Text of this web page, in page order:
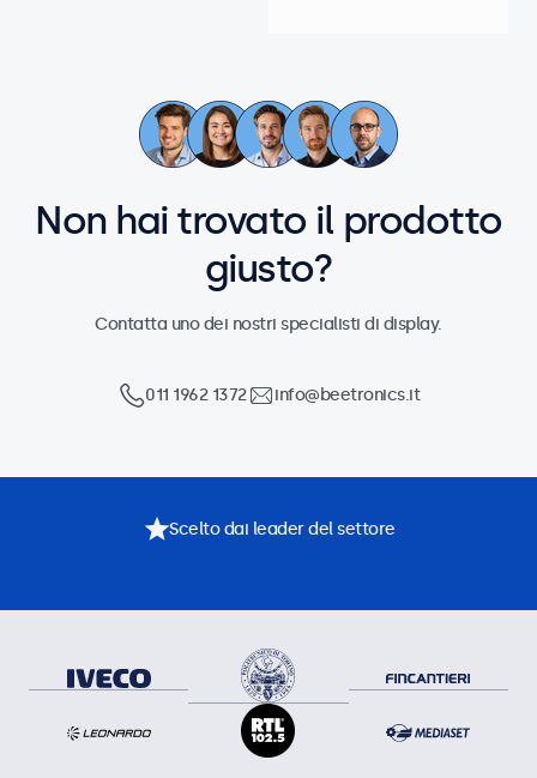
Non hai trovato il prodotto
giusto?
Contatta uno dei nostri specialisti di display.
011 1962 1372 info@beetronics.it
Scelto dai leader del settore